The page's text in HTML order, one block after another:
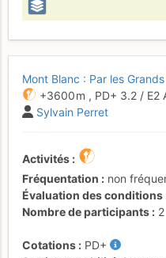
Mont Blanc : Par les
+3600 m , PD+ 3.2 / E2
Sylvain Perret
Activités
Fréquentation
non
Évaluation des conditions
Nombre de participants
2
Cotations
PD+